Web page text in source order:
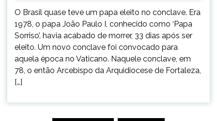
O Brasil quase teve um papa eleito no conclave. Era
1978, o papa João Paulo I, conhecido como ‘Papa
Sorriso’, havia acabado de morrer, 33 dias após ser
eleito. Um novo conclave foi convocado para
aquela época no Vaticano. Naquele conclave, em
78, o então Arcebispo da Arquidiocese de Fortaleza,
[…]